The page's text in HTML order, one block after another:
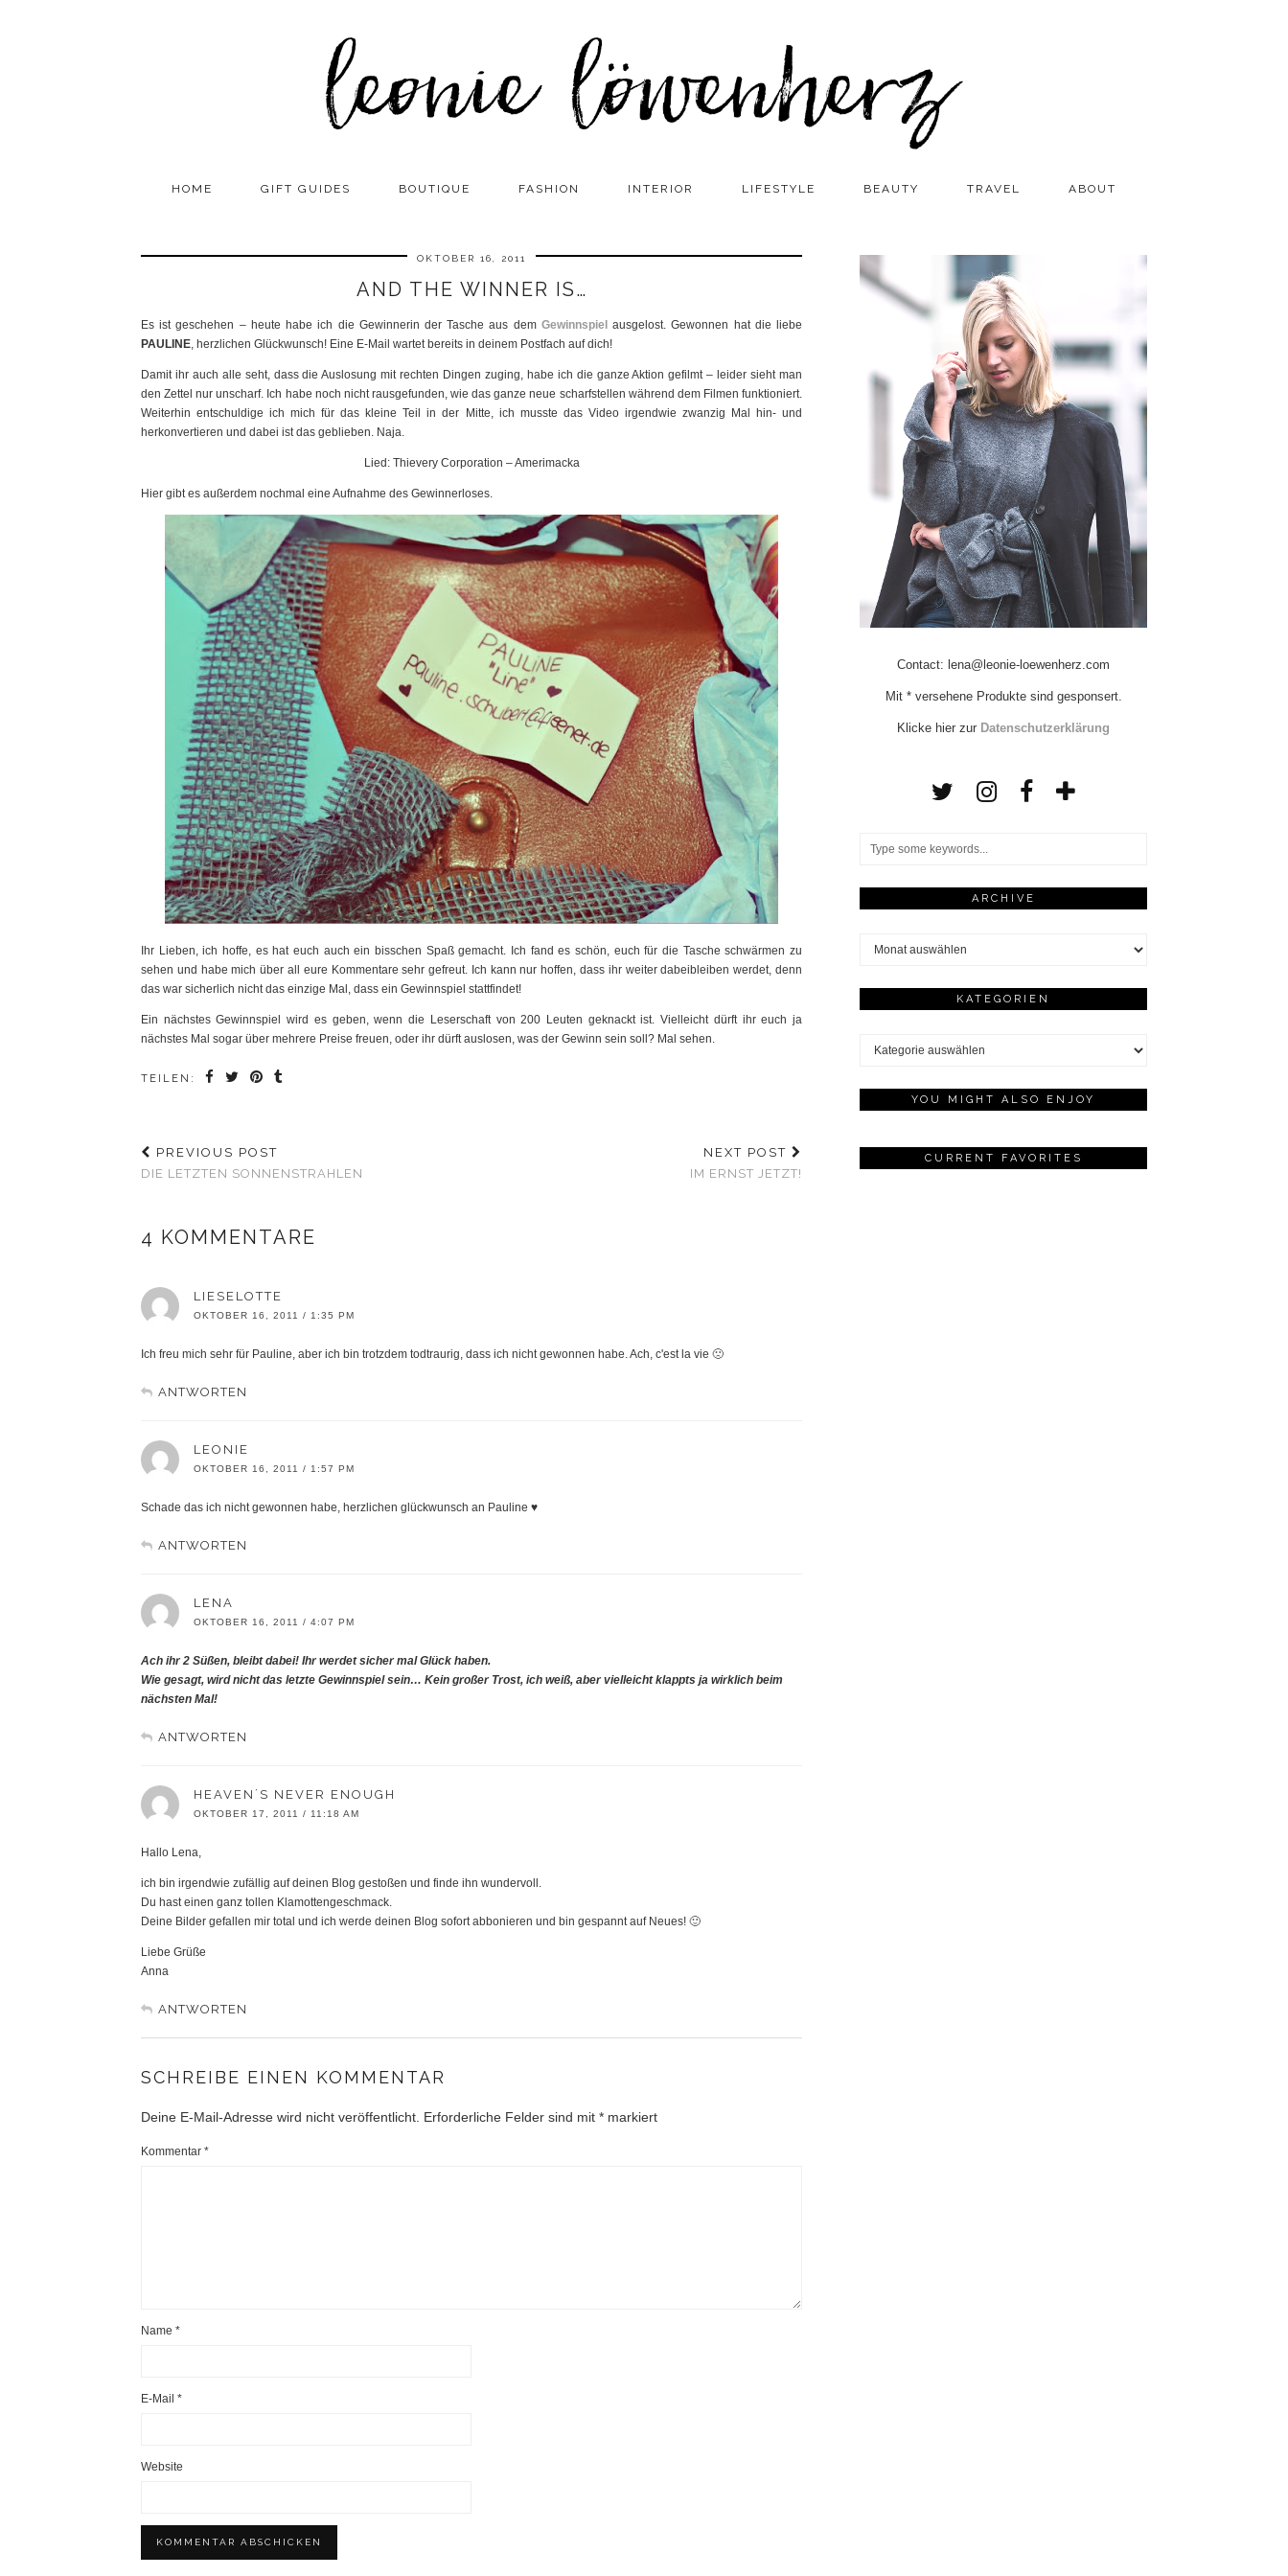
HOME GIFT GUIDES BOUTIQUE FASHION INTERIOR LIFESTYLE BEAUTY TRAVEL ABOUT
OKTOBER 16, 2011
AND THE WINNER IS…
Es ist geschehen – heute habe ich die Gewinnerin der Tasche aus dem Gewinnspielausgelost. Gewonnen hat die liebe
PAULINE , herzlichen Glückwunsch! Eine E-Mail wartet bereits in deinem Postfach auf dich!
Damit ihr auch alle seht, dass die Auslosung mit rechten Dingen zuging, habe ich die ganze Aktion gefilmt – leider sieht man
den Zettel nur unscharf. Ich habe noch nicht rausgefunden, wie das ganze neue scharfstellen während dem Filmen funktioniert.
Weiterhin entschuldige ich mich für das kleine Teil in der Mitte, ich musste das Video irgendwie zwanzig Mal hin- und
herkonvertieren und dabei ist das geblieben. Naja.
Lied: Thievery Corporation – Amerimacka
Hier gibt es außerdem nochmal eine Aufnahme des Gewinnerloses.
Ihr Lieben, ich hoffe, es hat euch auch ein bisschen Spaß gemacht. Ich fand es schön, euch für die Tasche schwärmen zu
sehen und habe mich über all eure Kommentare sehr gefreut. Ich kann nur hoffen, dass ihr weiter dabeibleiben werdet, denn
das war sicherlich nicht das einzige Mal, dass ein Gewinnspiel stattfindet!
Ein nächstes Gewinnspiel wird es geben, wenn die Leserschaft von 200 Leuten geknackt ist. Vielleicht dürft ihr euch ja
nächstes Mal sogar über mehrere Preise freuen, oder ihr dürft auslosen, was der Gewinn sein soll? Mal sehen.
TEILEN:
PREVIOUS POST
DIE LETZTEN SONNENSTRAHLEN
NEXT POST
IM ERNST JETZT!
4 KOMMENTARE
LIESELOTTE
OKTOBER 16, 2011 / 1:35 PM
Ich freu mich sehr für Pauline, aber ich bin trotzdem todtraurig, dass ich nicht gewonnen habe. Ach, c'est la vie 🙁
ANTWORTEN
LEONIE
OKTOBER 16, 2011 / 1:57 PM
Schade das ich nicht gewonnen habe, herzlichen glückwunsch an Pauline ♥
ANTWORTEN
LENA
OKTOBER 16, 2011 / 4:07 PM
Ach ihr 2 Süßen, bleibt dabei! Ihr werdet sicher mal Glück haben.
Wie gesagt, wird nicht das letzte Gewinnspiel sein… Kein großer Trost, ich weiß, aber vielleicht klappts ja wirklich beim
nächsten Mal!
ANTWORTEN
HEAVEN´S NEVER ENOUGH
OKTOBER 17, 2011 / 11:18 AM
Hallo Lena,
ich bin irgendwie zufällig auf deinen Blog gestoßen und finde ihn wundervoll.
Du hast einen ganz tollen Klamottengeschmack.
Deine Bilder gefallen mir total und ich werde deinen Blog sofort abbonieren und bin gespannt auf Neues! 🙂
Liebe Grüße
Anna
ANTWORTEN
SCHREIBE EINEN KOMMENTAR
Deine E-Mail-Adresse wird nicht veröffentlicht. Erforderliche Felder sind mit * markiert
Kommentar *
Name *
E-Mail *
Website
Contact: lena@leonie-loewenherz.com
Mit * versehene Produkte sind gesponsert.
Klicke hier zur Datenschutzerklärung
ARCHIVE
KATEGORIEN
YOU MIGHT ALSO ENJOY
CURRENT FAVORITES